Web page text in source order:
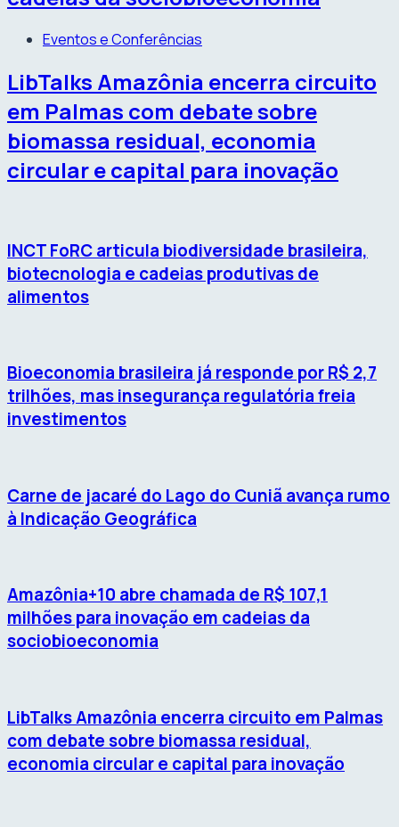
Eventos e Conferências
LibTalks Amazônia encerra circuito
em Palmas com debate sobre
biomassa residual, economia
circular e capital para inovação
INCT FoRC articula biodiversidade brasileira,
biotecnologia e cadeias produtivas de
alimentos
Bioeconomia brasileira já responde por R$ 2,7
trilhões, mas insegurança regulatória freia
investimentos
Carne de jacaré do Lago do Cuniã avança rumo
à Indicação Geográfica
Amazônia+10 abre chamada de R$ 107,1
milhões para inovação em cadeias da
sociobioeconomia
LibTalks Amazônia encerra circuito em Palmas
com debate sobre biomassa residual,
economia circular e capital para inovação